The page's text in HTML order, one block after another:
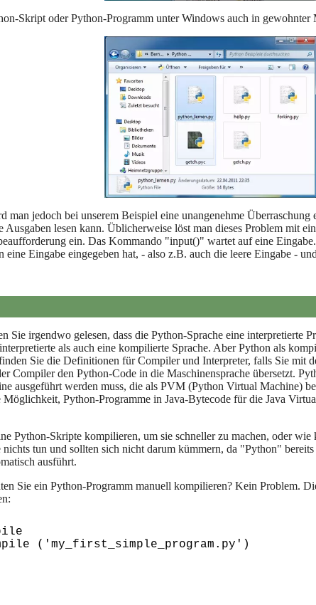
Skript oder Python-Programm unter Windows auch in
jedoch bei unserem Beispiel eine unangenehme Überraschung
Ausgaben lesen kann. Üblicherweise löst man dieses Problem mit
ein. Das Kommando "input()" wartet auf eine
eine Eingabe eingegeben hat, - also z.B. auch die leere Eingabe -
Sie irgendwo gelesen, dass die Python-Sprache eine interpretierte
als auch eine kompilierte Sprache. Aber Python als
Sie die Definitionen für Compiler und Interpreter, falls Sie mit
Compiler den Python-Code in die Maschinensprache übersetzt.
ausgeführt werden muss, die als PVM (Python Virtual Machine)
Möglichkeit, Python-Programme in Java-Bytecode für die Java
Python-Skripte kompilieren, um sie schneller zu machen, oder
nichts tun und sollten sich nicht darum kümmern, da "Python"
ausführt.
Sie ein Python-Programm manuell kompilieren? Kein Problem.